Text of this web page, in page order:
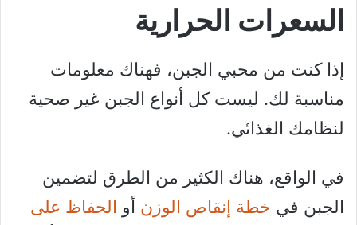
السعرات الحرارية
إذا كنت من محبي الجبن، فهناك معلومات
مناسبة لك. ليست كل أنواع الجبن غير صحية
لنظامك الغذائي.
في الواقع، هناك الكثير من الطرق لتضمين
الجبن في خطة إنقاص الوزن أو الحفاظ على